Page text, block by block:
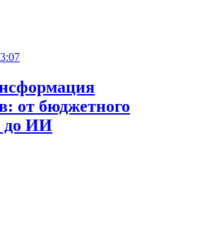
от бюджетного
до ИИ